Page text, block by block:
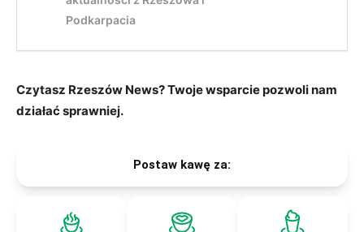
Czytasz Rzeszów News? Twoje wsparcie pozwoli nam
działać sprawniej.
Postaw kawę za: